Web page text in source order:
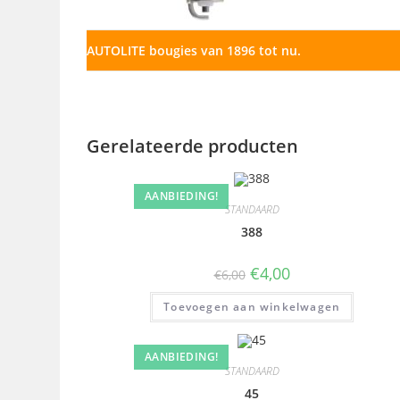
AUTOLITE bougies van 1896 tot nu.
Gerelateerde producten
AANBIEDING!
STANDAARD
388
€6,00 €4,00
Toevoegen aan winkelwagen
AANBIEDING!
STANDAARD
45